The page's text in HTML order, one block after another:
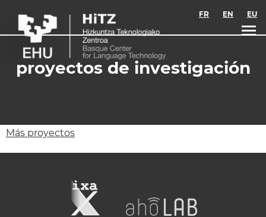
FR EN EU
proyectos de investigación
Más proyectos